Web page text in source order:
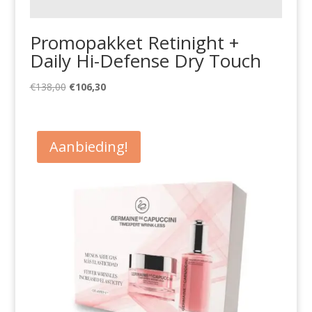
Promopakket Retinight +
Daily Hi-Defense Dry Touch
€138,00 Oorspronkelijke
€138,00.
€106,30Huidige
€106,30.
Aanbieding!